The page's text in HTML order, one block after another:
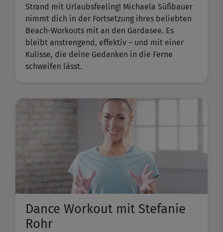
Strand mit Urlaubsfeeling! Michaela Süßbauer
nimmt dich in der Fortsetzung ihres beliebten ​
Beach-Workouts​ mit an den Gardasee. Es
bleibt anstrengend, effektiv – und mit einer
Kulisse, die deine Gedanken in die Ferne
schweifen lässt.
Dance Workout mit Stefanie
Rohr